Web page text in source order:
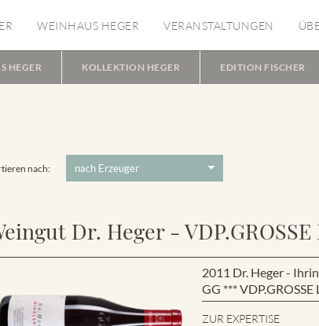
WEINHAUS HEGER VERANSTALTUNGEN
HEGER KOLLEKTION HEGER EDITION FISCHER
nach:
Dr. Heger - VDP.GROSSE
2011 Dr. Heger -
GG ***
ZUR EXPERTISE